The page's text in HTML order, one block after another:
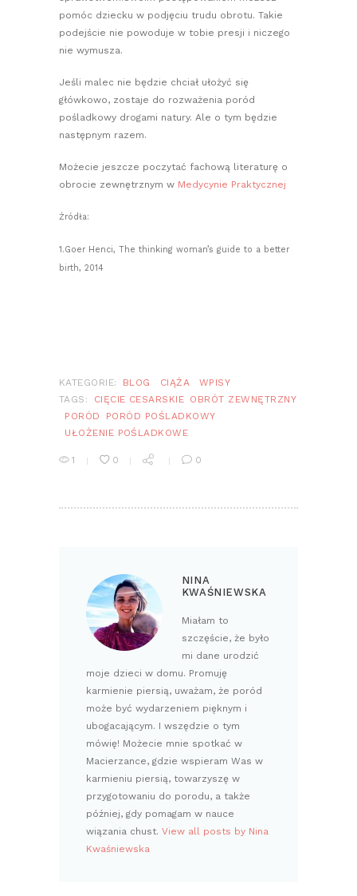
pomóc dziecku w podjęciu trudu obrotu. Takie
podejście nie powoduje w tobie presji i niczego
nie wymusza.
Jeśli malec nie będzie chciał ułożyć się
główkowo, zostaje do rozważenia poród
pośladkowy drogami natury. Ale o tym będzie
następnym razem.
Możecie jeszcze poczytać fachową literaturę o
obrocie zewnętrznym w Medycynie Praktycznej
Źródła:
1.Goer Henci, The thinking woman’s guide to a better
birth, 2014
KATEGORIE: BLOG CIĄŻA
WPISY
TAGS:
CIĘCIE CESARSKIE OBRÓT ZEWNĘTRZNY
PORÓD
PORÓD POŚLADKOWY
UŁOŻENIE POŚLADKOWE
1 0 0
NINA
KWAŚNIEWSKA
Miałam to
szczęście, że było
mi dane urodzić
moje dzieci w domu. Promuję
karmienie piersią, uważam, że poród
może być wydarzeniem pięknym i
ubogacającym. I wszędzie o tym
mówię! Możecie mnie spotkać w
Macierzance, gdzie wspieram Was w
karmieniu piersią, towarzyszę w
przygotowaniu do porodu, a także
później, gdy pomagam w nauce
wiązania chust. View all posts by Nina
Kwaśniewska